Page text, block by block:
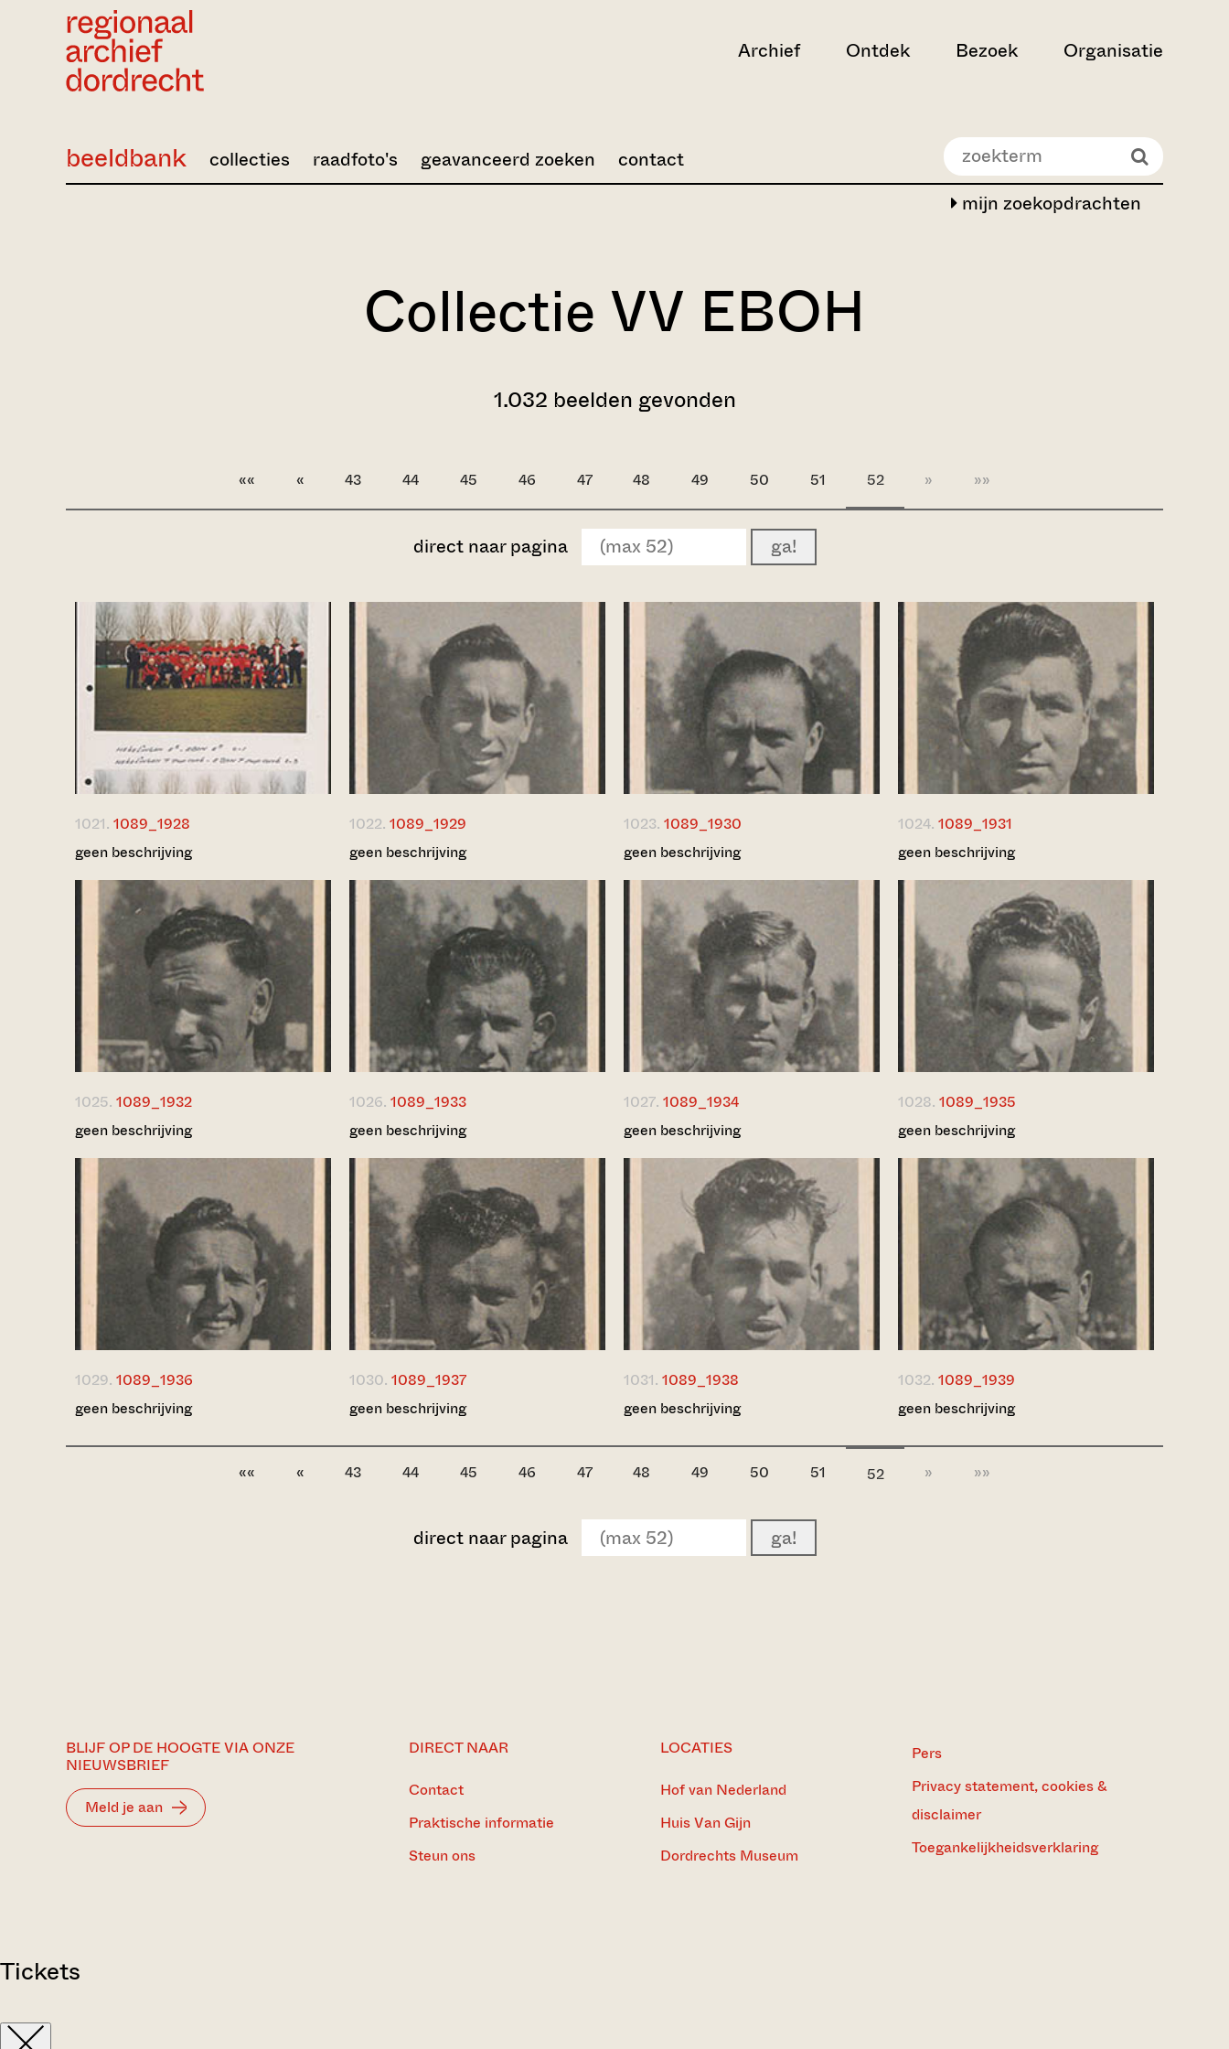
Archief Ontdek Bezoek Organisatie
mijn zoekopdrachten
beeldbank collecties raadfoto's geavanceerd zoeken contact
Collectie VV EBOH
1.032 beelden gevonden
«« « 43 44 45 46 47 48 49 50 51 52 » »»
direct naar pagina ga!
1021. 1089_1928
geen beschrijving
1022. 1089_1929
geen beschrijving
1023. 1089_1930
geen beschrijving
1024. 1089_1931
geen beschrijving
1025. 1089_1932
geen beschrijving
1026. 1089_1933
geen beschrijving
1027. 1089_1934
geen beschrijving
1028. 1089_1935
geen beschrijving
1029. 1089_1936
geen beschrijving
1030. 1089_1937
geen beschrijving
1031. 1089_1938
geen beschrijving
1032. 1089_1939
geen beschrijving
«« « 43 44 45 46 47 48 49 50 51 52 » »»
direct naar pagina ga!
BLIJF OP DE HOOGTE VIA ONZE
NIEUWSBRIEF
Meld je aan
DIRECT NAAR
Contact
Praktische informatie
Steun ons
LOCATIES
Hof van Nederland
Huis Van Gijn
Dordrechts Museum
Pers
Privacy statement, cookies &
disclaimer
Toegankelijkheidsverklaring
Tickets